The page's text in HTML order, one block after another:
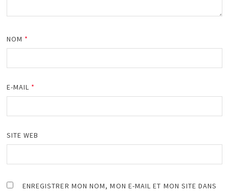
NOM *
E-MAIL *
SITE WEB
ENREGISTRER MON NOM, MON E-MAIL ET MON SITE DANS